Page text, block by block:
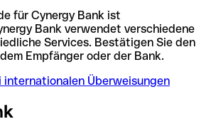
für Cynergy Bank ist
Bank verwendet verschiedene
Services. Bestätigen Sie den
Empfänger oder der Bank.
internationalen Überweisungen